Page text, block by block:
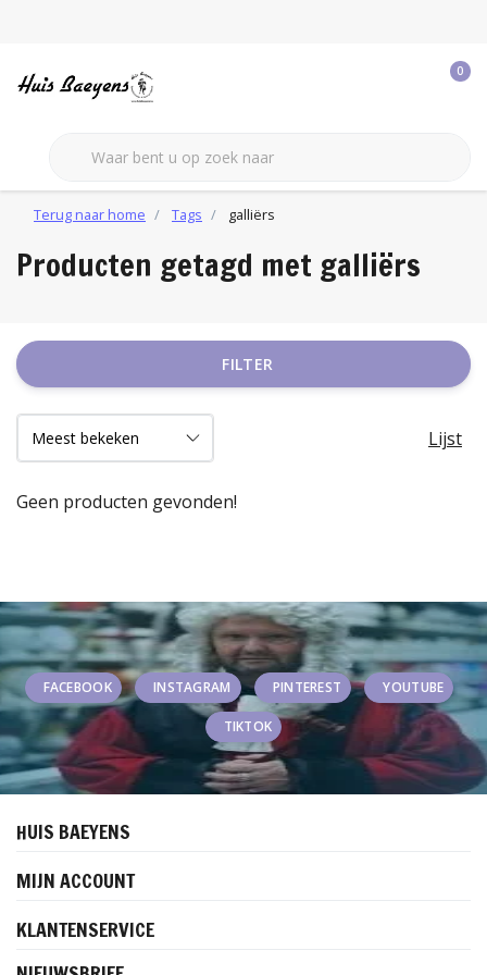
0
Terug naar home Tags galliërs
Producten getagd met galliërs
FILTER
Lijst
Geen producten gevonden!
FACEBOOK INSTAGRAM PINTEREST YOUTUBE
TIKTOK
HUIS BAEYENS
MIJN ACCOUNT
KLANTENSERVICE